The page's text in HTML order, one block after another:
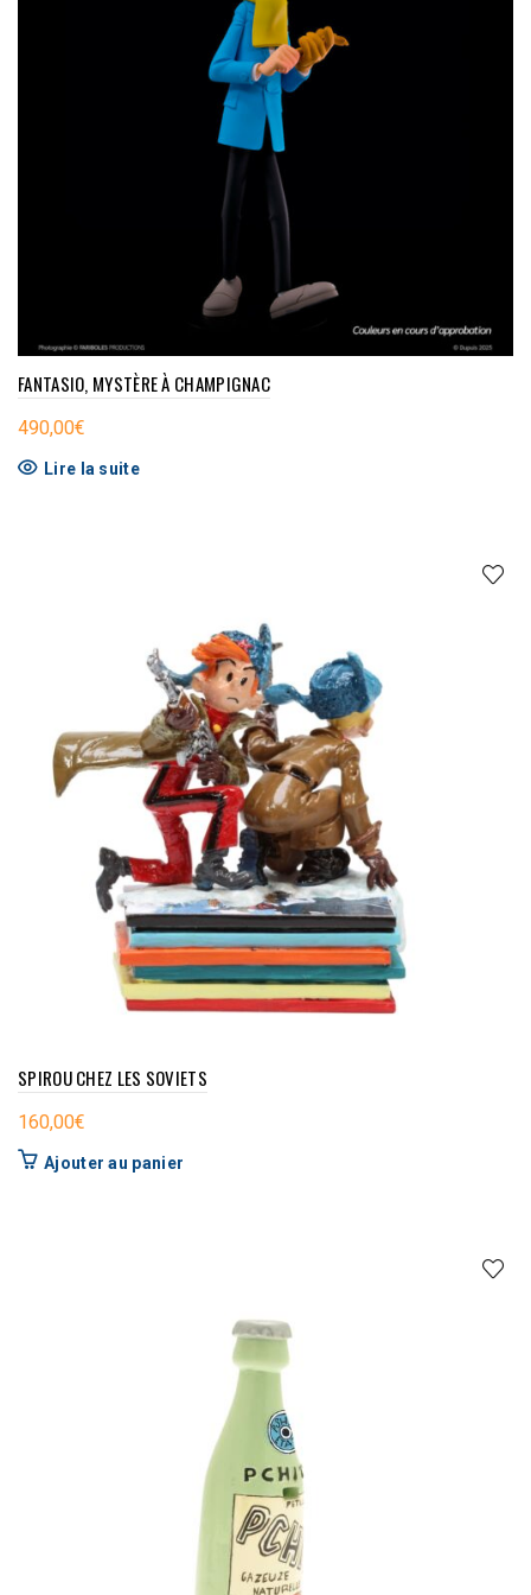
FANTASIO, MYSTÈRE À CHAMPIGNAC
490,00€
Lire la suite
SPIROU CHEZ LES SOVIETS
160,00€
Ajouter au panier